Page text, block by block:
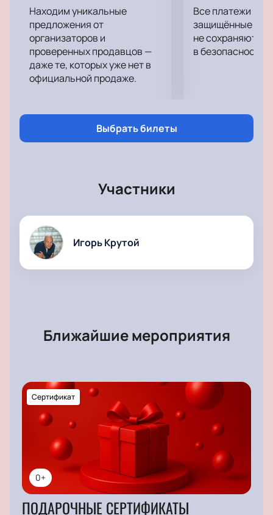
Находим уникальные
предложения от
организаторов и
проверенных продавцов —
даже те, которых уже нет в
официальной продаже.
Все платежи
защищённые
не сохраняются
в безопасности.
Выбрать билеты
Участники
Игорь Крутой
Ближайшие мероприятия
0+
Сертификат
ПОДАРОЧНЫЕ СЕРТИФИКАТЫ